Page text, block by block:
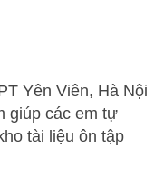
Yên Viên, Hà Nội
giúp các em tự
tài liệu ôn tập